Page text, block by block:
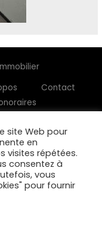
Contact
site Web pour
en
visites répétées.
consentez à
vous
pour fournir